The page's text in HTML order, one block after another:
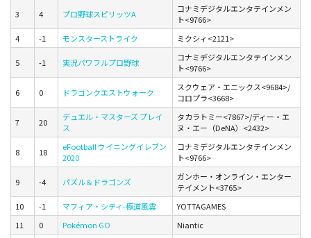
3 4 プロ野球スピリッツA
コナミデジタルエンタテインメン
ト<9766>
4
-1 モンスターストライク ミクシィ<2121>
5 -1 実況パワフルプロ野球
コナミデジタルエンタテインメン
ト<9766>
6 0 ドラゴンクエストウォーク
スクウェア・エニックス<9684>/
コロプラ<3668>
7 20
デュエル・マスターズ プレイ
ス
タカラトミー<7867>/ディー・エ
ヌ・エー（DeNA）<2432>
8 18
eFootball ウイニングイレブン
2020
コナミデジタルエンタテインメン
ト<9766>
9 -4 パズル＆ドラゴンズ
ガンホー・オンライン・エンター
テイメント<3765>
10
-1 マフィア・シティ-極道風雲
YOTTAGAMES
11
0 Pokémon GO
Niantic